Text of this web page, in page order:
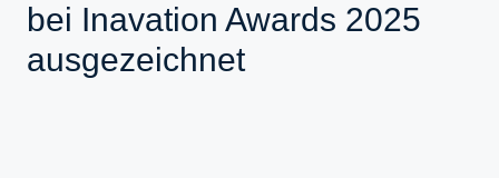
bei Inavation Awards 2025
ausgezeichnet